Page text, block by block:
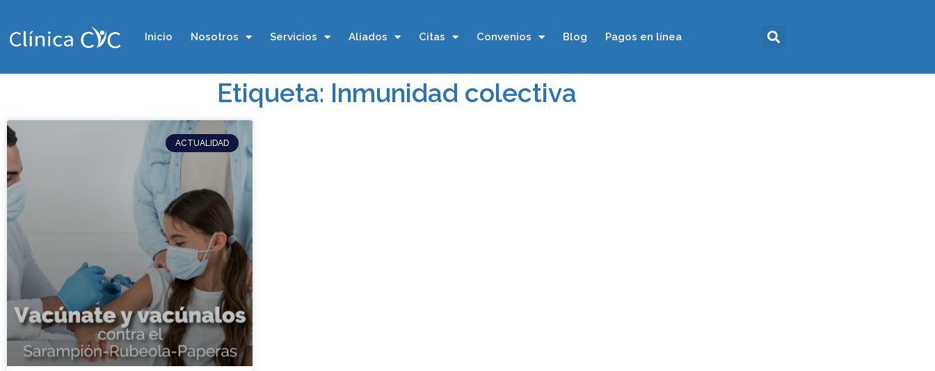
Inicio Nosotros Servicios Aliados Citas Convenios Blog Pagos en línea
Etiqueta: Inmunidad colectiva
ACTUALIDAD